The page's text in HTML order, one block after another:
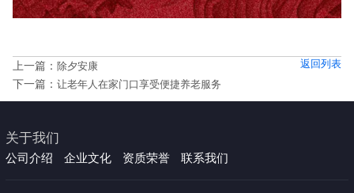
上一篇： 除夕安康
下一篇：让老年人在家门口享受便捷养老服务
返回列表
关于我们
公司介绍 企业文化 资质荣誉 联系我们